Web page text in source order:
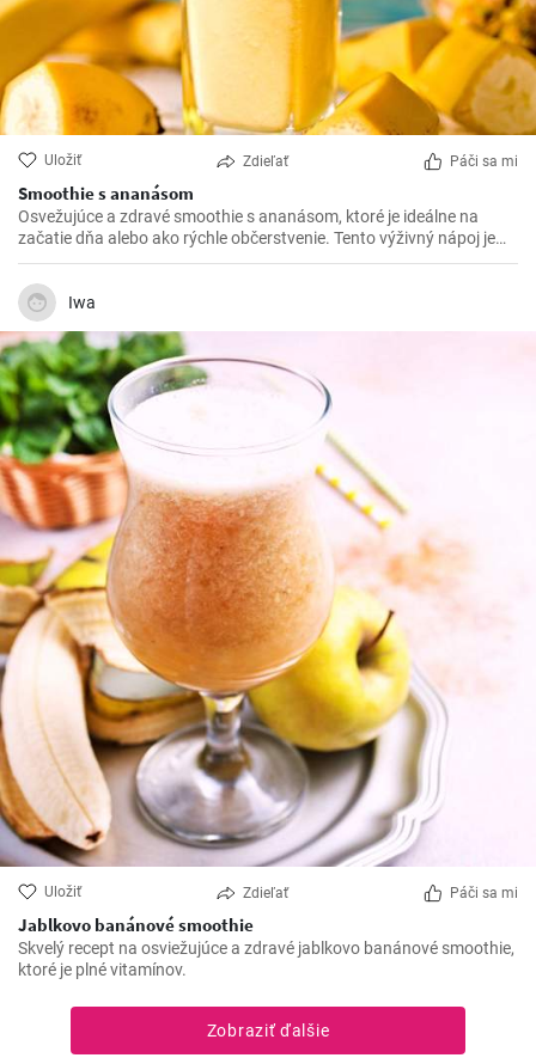
Uložiť Zdieľať Páči sa mi
Smoothie s ananásom
Osvežujúce a zdravé smoothie s ananásom, ktoré je ideálne na
začatie dňa alebo ako rýchle občerstvenie. Tento výživný nápoj je
bohatý na vitamíny a minerály.
Iwa
Uložiť Zdieľať Páči sa mi
Jablkovo banánové smoothie
Skvelý recept na osviežujúce a zdravé jablkovo banánové smoothie,
ktoré je plné vitamínov.
Zobraziť ďalšie